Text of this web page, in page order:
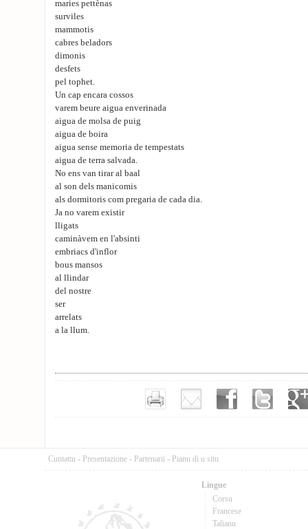
maries pettènas
surviles
mammotis
cabres beladors
dimonis
desfets
pel tophet.
Un cap encara cossos
varem beure aigua enverinada
aigua de molsa de puig
aigua de boira
aigua sense memoria de tempestats
aigua de terra salvada.
No ens van tirar al baal
al son dels manicomis
als dormitoris com pregaria de cada dia.
Ja no varem existir
lligats
caminàvem en l'absinti
embriacs d'inflor
bous mansos
al llindar
del nostre
ser
arrelats
a la llum.
Cuntattu - Presentazione - Partenarii - Pianu di u situ
Lingue
Corsu
Francese
Talianu